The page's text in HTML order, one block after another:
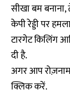
सीखा बम
केपी रेड्डी पर
टारगेट किलिंग
दी है.
अगर आप
क्लिक करें.